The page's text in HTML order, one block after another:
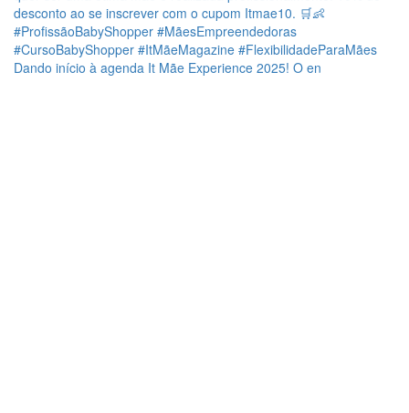
Dando início à agenda It Mãe Experience 2025! O en